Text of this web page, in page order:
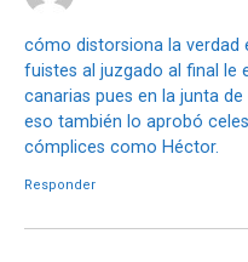
cómo distorsiona la verdad
fuistes al juzgado al final le
canarias pues en la junta
eso también lo aprobó
cómplices como Héctor.
Responder